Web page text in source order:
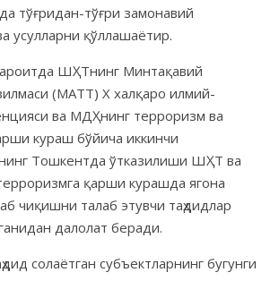
тўғридан-тўғри замонавий
усулларни қўллашаётир.
ШҲТнинг Минтақавий
(МАТТ) X халқаро илмий-
ва МДҲнинг терроризм ва
кураш бўйича иккинчи
Тошкентда ўтказилиши ШҲТ ва
қарши курашда ягона
чиқишни талаб этувчи таҳдидлар
далолат беради.
солаётган субъектларнинг бугунги